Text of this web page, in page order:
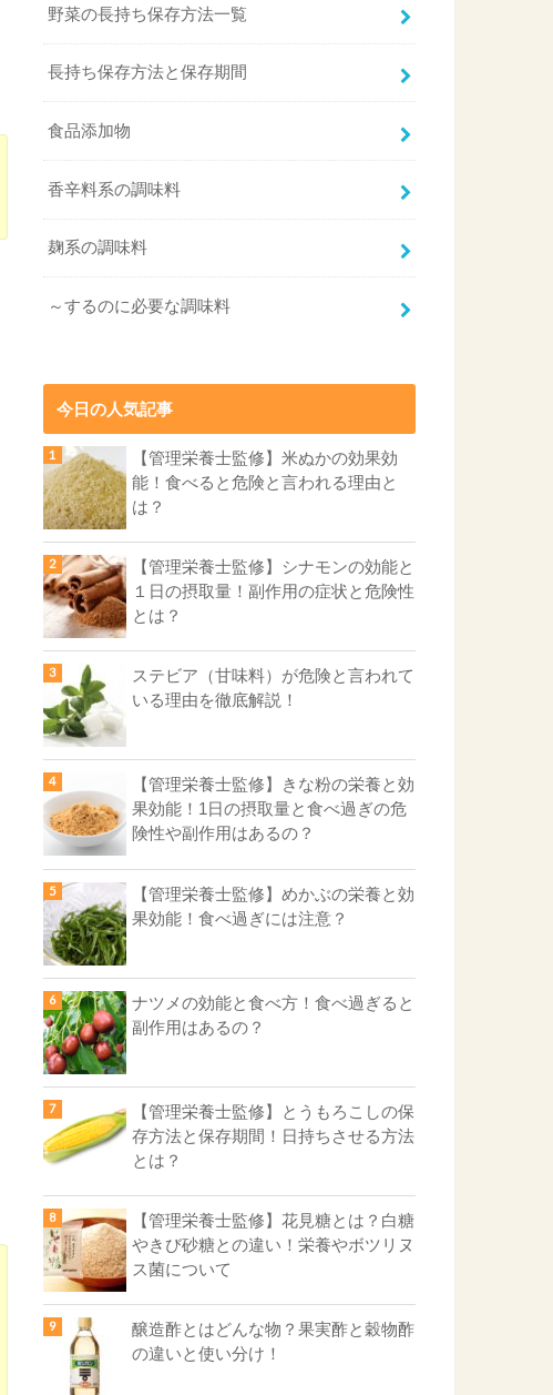
野菜の長持ち保存方法一覧
長持ち保存方法と保存期間
食品添加物
香辛料系の調味料
麹系の調味料
～するのに必要な調味料
今日の人気記事
【管理栄養士監修】米ぬかの効果効
能！食べると危険と言われる理由と
は？
【管理栄養士監修】シナモンの効能と
１日の摂取量！副作用の症状と危険性
とは？
ステビア（甘味料）が危険と言われて
いる理由を徹底解説！
【管理栄養士監修】きな粉の栄養と効
果効能！1日の摂取量と食べ過ぎの危
険性や副作用はあるの？
【管理栄養士監修】めかぶの栄養と効
果効能！食べ過ぎには注意？
ナツメの効能と食べ方！食べ過ぎると
副作用はあるの？
【管理栄養士監修】とうもろこしの保
存方法と保存期間！日持ちさせる方法
とは？
【管理栄養士監修】花見糖とは？白糖
やきび砂糖との違い！栄養やボツリヌ
ス菌について
醸造酢とはどんな物？果実酢と穀物酢
の違いと使い分け！